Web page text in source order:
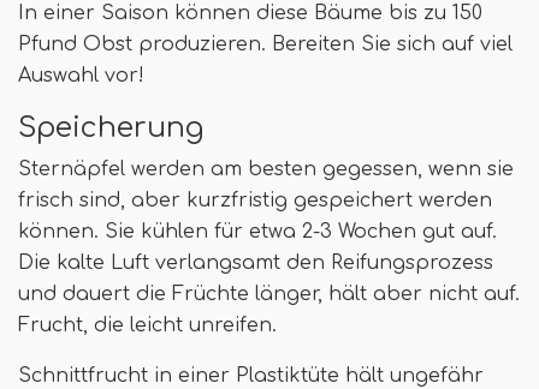
In einer Saison können diese Bäume bis zu 150
Pfund Obst produzieren. Bereiten Sie sich auf viel
Auswahl vor!
Speicherung
Sternäpfel werden am besten gegessen, wenn sie
frisch sind, aber kurzfristig gespeichert werden
können. Sie kühlen für etwa 2-3 Wochen gut auf.
Die kalte Luft verlangsamt den Reifungsprozess
und dauert die Früchte länger, hält aber nicht auf.
Frucht, die leicht unreifen.
Schnittfrucht in einer Plastiktüte hält ungefähr